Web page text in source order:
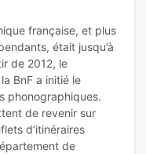
française, et plus
était jusqu’à
de 2012, le
BnF a initié le
phonographiques.
de revenir sur
d’itinéraires
de